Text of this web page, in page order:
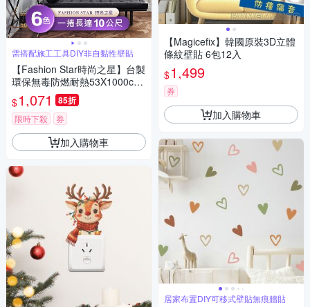
需搭配施工工具DIY非自黏性壁貼
【Fashion Star時尚之星】台製
環保無毒防燃耐熱53X1000cm
印花浮雕壁紙/壁貼1捲
$1,071 85折
限時下殺 券
加入購物車
【Magicefix】韓國原裝3D立體
條紋壁貼 6包12入
$1,499
券
加入購物車
居家布置DIY可移式壁貼無痕牆貼